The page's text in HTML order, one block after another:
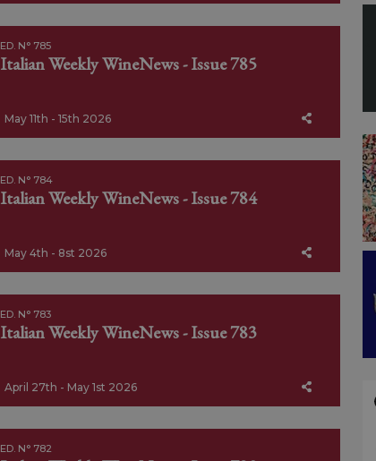
ED. N° 785
Italian Weekly WineNews - Issue 785
May 11th - 15th 2026
ED. N° 784
Italian Weekly WineNews - Issue 784
May 4th - 8st 2026
ED. N° 783
Italian Weekly WineNews - Issue 783
April 27th - May 1st 2026
ED. N° 782